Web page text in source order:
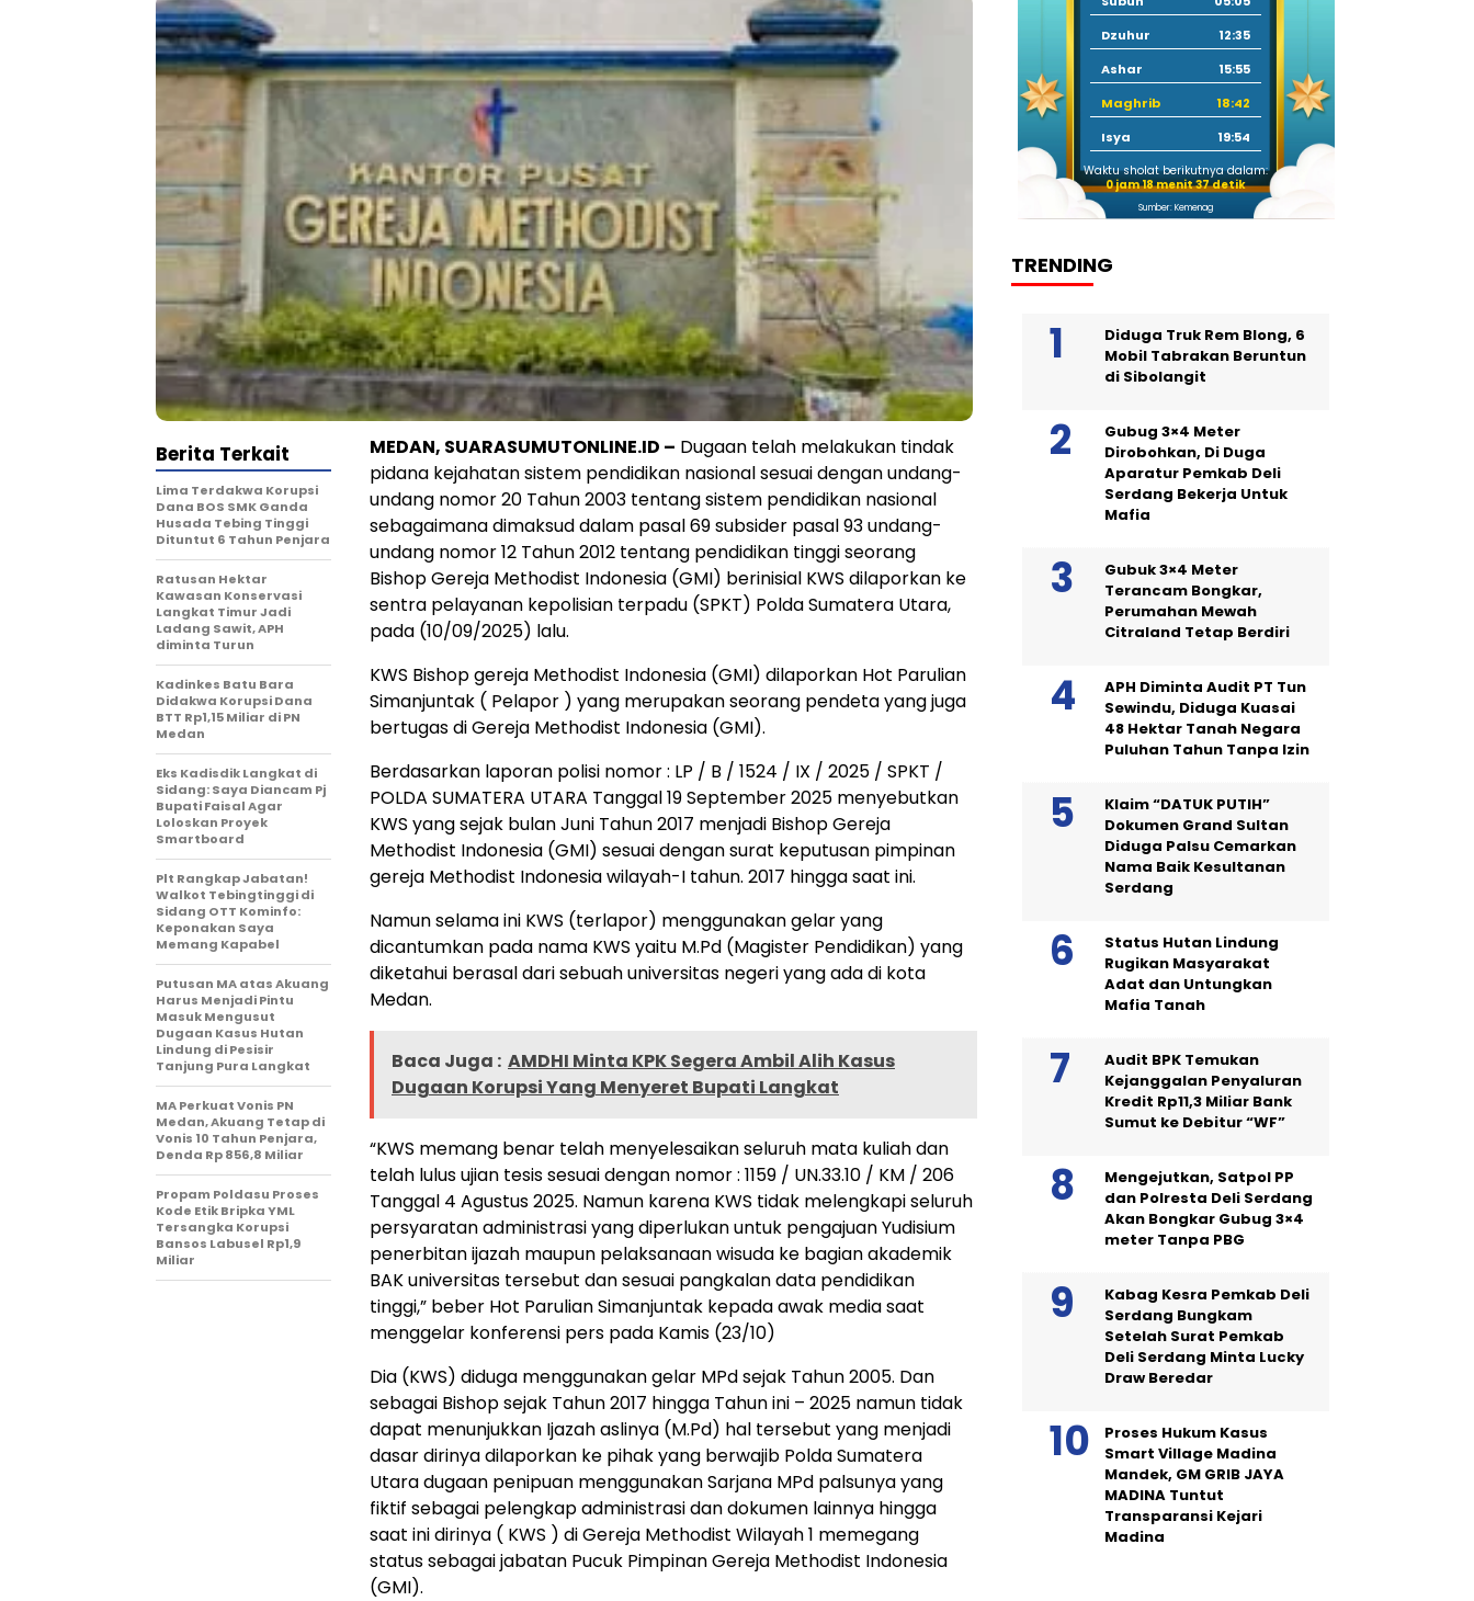
MEDAN, SUARASUMUTONLINE.ID – Dugaan telah melakukan tindak
pidana kejahatan sistem pendidikan nasional sesuai dengan undang-
undang nomor 20 Tahun 2003 tentang sistem pendidikan nasional
sebagaimana dimaksud dalam pasal 69 subsider pasal 93 undang-
undang nomor 12 Tahun 2012 tentang pendidikan tinggi seorang
Bishop Gereja Methodist Indonesia (GMI) berinisial KWS dilaporkan ke
sentra pelayanan kepolisian terpadu (SPKT) Polda Sumatera Utara,
pada (10/09/2025) lalu.
KWS Bishop gereja Methodist Indonesia (GMI) dilaporkan Hot Parulian
Simanjuntak ( Pelapor ) yang merupakan seorang pendeta yang juga
bertugas di Gereja Methodist Indonesia (GMI).
Berdasarkan laporan polisi nomor : LP / B / 1524 / IX / 2025 / SPKT /
POLDA SUMATERA UTARA Tanggal 19 September 2025 menyebutkan
KWS yang sejak bulan Juni Tahun 2017 menjadi Bishop Gereja
Methodist Indonesia (GMI) sesuai dengan surat keputusan pimpinan
gereja Methodist Indonesia wilayah-I tahun. 2017 hingga saat ini.
Namun selama ini KWS (terlapor) menggunakan gelar yang
dicantumkan pada nama KWS yaitu M.Pd (Magister Pendidikan) yang
diketahui berasal dari sebuah universitas negeri yang ada di kota
Medan.
Baca Juga : AMDHI Minta KPK Segera Ambil Alih Kasus
Dugaan Korupsi Yang Menyeret Bupati Langkat
“KWS memang benar telah menyelesaikan seluruh mata kuliah dan
telah lulus ujian tesis sesuai dengan nomor : 1159 / UN.33.10 / KM / 206
Tanggal 4 Agustus 2025. Namun karena KWS tidak melengkapi seluruh
persyaratan administrasi yang diperlukan untuk pengajuan Yudisium
penerbitan ijazah maupun pelaksanaan wisuda ke bagian akademik
BAK universitas tersebut dan sesuai pangkalan data pendidikan
tinggi,” beber Hot Parulian Simanjuntak kepada awak media saat
menggelar konferensi pers pada Kamis (23/10)
Dia (KWS) diduga menggunakan gelar MPd sejak Tahun 2005. Dan
sebagai Bishop sejak Tahun 2017 hingga Tahun ini – 2025 namun tidak
dapat menunjukkan Ijazah aslinya (M.Pd) hal tersebut yang menjadi
dasar dirinya dilaporkan ke pihak yang berwajib Polda Sumatera
Utara dugaan penipuan menggunakan Sarjana MPd palsunya yang
fiktif sebagai pelengkap administrasi dan dokumen lainnya hingga
saat ini dirinya ( KWS ) di Gereja Methodist Wilayah 1 memegang
status sebagai jabatan Pucuk Pimpinan Gereja Methodist Indonesia
(GMI).
Berita Terkait
Lima Terdakwa Korupsi
Dana BOS SMK Ganda
Husada Tebing Tinggi
Dituntut 6 Tahun Penjara
Ratusan Hektar
Kawasan Konservasi
Langkat Timur Jadi
Ladang Sawit, APH
diminta Turun
Kadinkes Batu Bara
Didakwa Korupsi Dana
BTT Rp1,15 Miliar di PN
Medan
Eks Kadisdik Langkat di
Sidang: Saya Diancam Pj
Bupati Faisal Agar
Loloskan Proyek
Smartboard
Plt Rangkap Jabatan!
Walkot Tebingtinggi di
Sidang OTT Kominfo:
Keponakan Saya
Memang Kapabel
Putusan MA atas Akuang
Harus Menjadi Pintu
Masuk Mengusut
Dugaan Kasus Hutan
Lindung di Pesisir
Tanjung Pura Langkat
MA Perkuat Vonis PN
Medan, Akuang Tetap di
Vonis 10 Tahun Penjara,
Denda Rp 856,8 Miliar
Propam Poldasu Proses
Kode Etik Bripka YML
Tersangka Korupsi
Bansos Labusel Rp1,9
Miliar
Dzuhur
12:35
Ashar
15:55
Maghrib
18:42
Isya
19:54
Waktu sholat berikutnya dalam:
0 jam 18 menit 36 detik
Sumber: Kemenag
TRENDING
Diduga Truk Rem Blong, 6
Mobil Tabrakan Beruntun
di Sibolangit
Gubug 3×4 Meter
Dirobohkan, Di Duga
Aparatur Pemkab Deli
Serdang Bekerja Untuk
Mafia
Gubuk 3×4 Meter
Terancam Bongkar,
Perumahan Mewah
Citraland Tetap Berdiri
APH Diminta Audit PT Tun
Sewindu, Diduga Kuasai
48 Hektar Tanah Negara
Puluhan Tahun Tanpa Izin
Klaim “DATUK PUTIH”
Dokumen Grand Sultan
Diduga Palsu Cemarkan
Nama Baik Kesultanan
Serdang
Status Hutan Lindung
Rugikan Masyarakat
Adat dan Untungkan
Mafia Tanah
Audit BPK Temukan
Kejanggalan Penyaluran
Kredit Rp11,3 Miliar Bank
Sumut ke Debitur “WF”
Mengejutkan, Satpol PP
dan Polresta Deli Serdang
Akan Bongkar Gubug 3×4
meter Tanpa PBG
Kabag Kesra Pemkab Deli
Serdang Bungkam
Setelah Surat Pemkab
Deli Serdang Minta Lucky
Draw Beredar
Proses Hukum Kasus
Smart Village Madina
Mandek, GM GRIB JAYA
MADINA Tuntut
Transparansi Kejari
Madina